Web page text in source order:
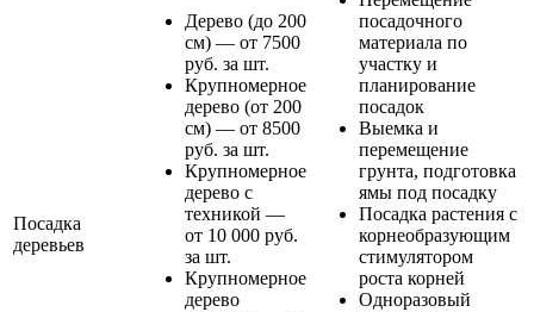
Посадка
деревьев
Дерево (до 200
см) — от 7500
руб. за шт.
Крупномерное
дерево (от 200
см) — от 8500
руб. за шт.
Крупномерное
дерево с
техникой —
от 10 000 руб.
за шт.
Крупномерное
дерево
посадочного
материала по
участку и
планирование
посадок
Выемка и
перемещение
грунта, подготовка
ямы под посадку
Посадка растения с
корнеобразующим
стимулятором
роста корней
Одноразовый